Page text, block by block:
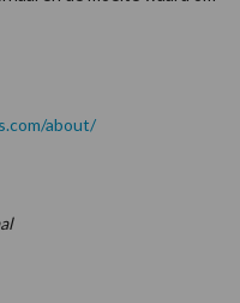
about/